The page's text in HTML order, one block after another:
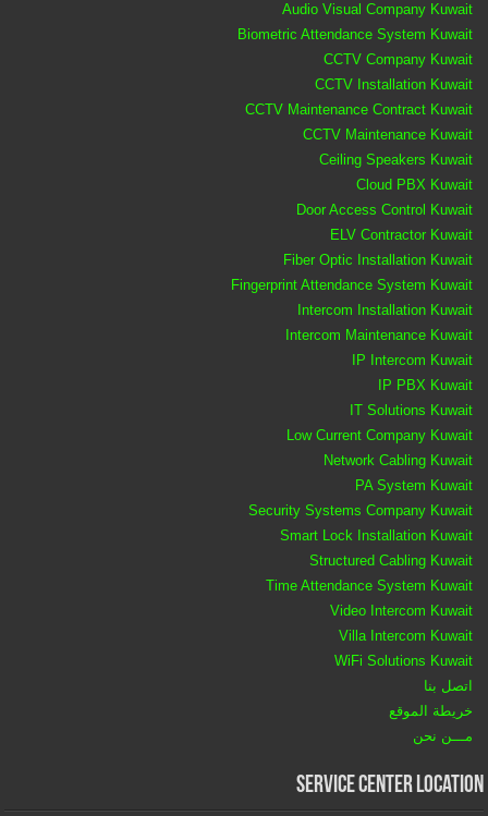
Audio Visual Company Kuwait
Biometric Attendance System Kuwait
CCTV Company Kuwait
CCTV Installation Kuwait
CCTV Maintenance Contract Kuwait
CCTV Maintenance Kuwait
Ceiling Speakers Kuwait
Cloud PBX Kuwait
Door Access Control Kuwait
ELV Contractor Kuwait
Fiber Optic Installation Kuwait
Fingerprint Attendance System Kuwait
Intercom Installation Kuwait
Intercom Maintenance Kuwait
IP Intercom Kuwait
IP PBX Kuwait
IT Solutions Kuwait
Low Current Company Kuwait
Network Cabling Kuwait
PA System Kuwait
Security Systems Company Kuwait
Smart Lock Installation Kuwait
Structured Cabling Kuwait
Time Attendance System Kuwait
Video Intercom Kuwait
Villa Intercom Kuwait
WiFi Solutions Kuwait
اتصل بنا
خريطة الموقع
مـــن نحن
Service Center Location